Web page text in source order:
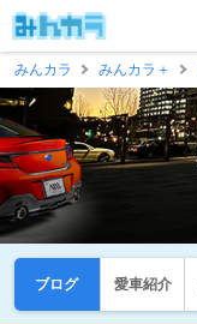
みんカラ
みんカラ＋
ブログ 愛車紹介